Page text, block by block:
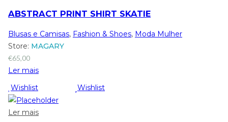
ABSTRACT PRINT SHIRT SKATIE
Blusas e Camisas, Fashion & Shoes, Moda Mulher
Store: MAGARY
€65,00
Ler mais
Wishlist
Wishlist
Ler mais